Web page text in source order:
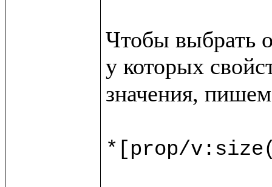
Чтобы выбрать
у которых
значения, пишем
*[prop/